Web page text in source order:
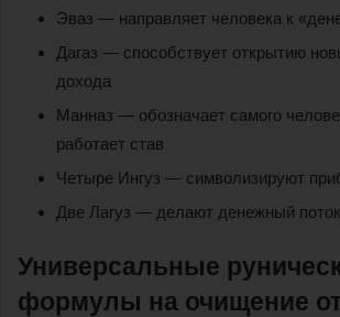
Эваз — направляет человека к
Дагаз — способствует открытию
дохода
Манназ — обозначает самого
работает став
Четыре Ингуз — символизируют
Две Лагуз — делают денежный
Универсальные
формулы на очищение от